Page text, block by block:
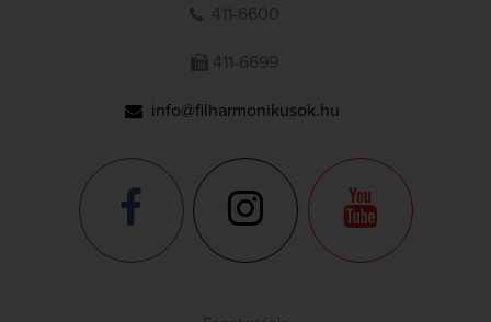
411-6600
411-6699
info@filharmonikusok.hu